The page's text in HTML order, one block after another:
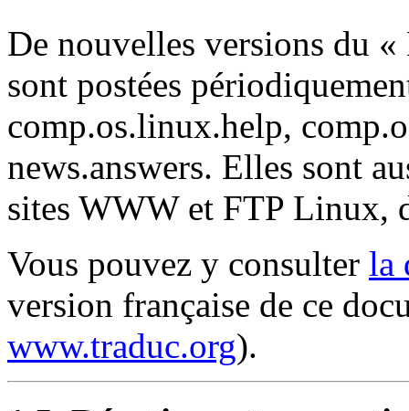
De nouvelles versions du
sont postées
comp.os.linux.help,
news.answers. Elles sont
sites WWW et FTP Linux,
Vous pouvez y consulter la
version française de ce
www.traduc.org).